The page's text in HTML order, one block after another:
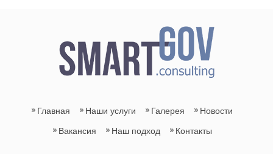
Главная Наши услуги Галерея
Новости
Вакансия
Наш подход Контакты